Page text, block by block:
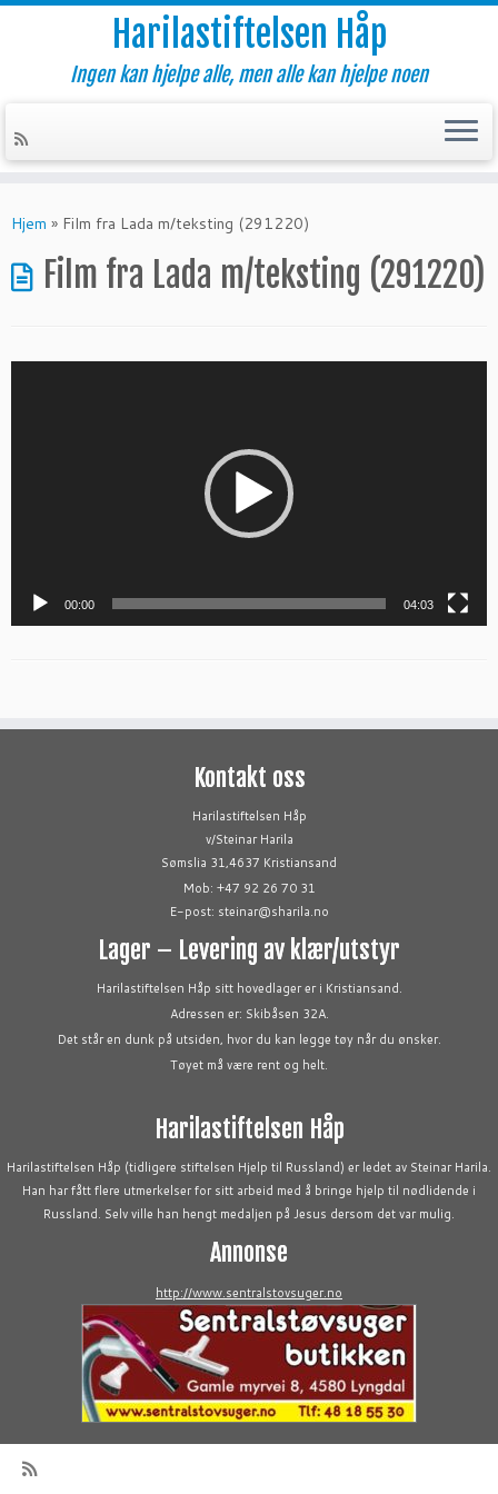
to
Harilastiftelsen Håp
Ingen kan hjelpe alle, men alle kan hjelpe noen
Hjem » Film fra Lada m/teksting (291220)
Film fra Lada m/teksting (291220)
00:00 04:03
Kontakt oss
Harilastiftelsen Håp
v/Steinar Harila
Sømslia 31,4637 Kristiansand
Mob: +47 92 26 70 31
E-post: steinar@sharila.no
Lager – Levering av klær/utstyr
Harilastiftelsen Håp sitt hovedlager er i Kristiansand.
Adressen er: Skibåsen 32A.
Det står en dunk på utsiden, hvor du kan legge tøy når du ønsker.
Tøyet må være rent og helt.
Harilastiftelsen Håp
Harilastiftelsen Håp (tidligere stiftelsen Hjelp til Russland) er ledet av Steinar Harila.
Han har fått flere utmerkelser for sitt arbeid med å bringe hjelp til nødlidende i
Russland. Selv ville han hengt medaljen på Jesus dersom det var mulig.
Annonse
http://www.sentralstovsuger.no